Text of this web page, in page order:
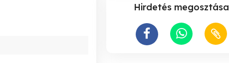
Hirdetés megosztása